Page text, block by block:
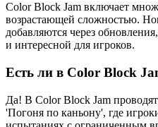
Color Block Jam включает
возрастающей сложностью.
добавляются через
и интересной для игроков.
Есть ли в Color Block
Да! В Color Block Jam
'Погоня по каньону', где